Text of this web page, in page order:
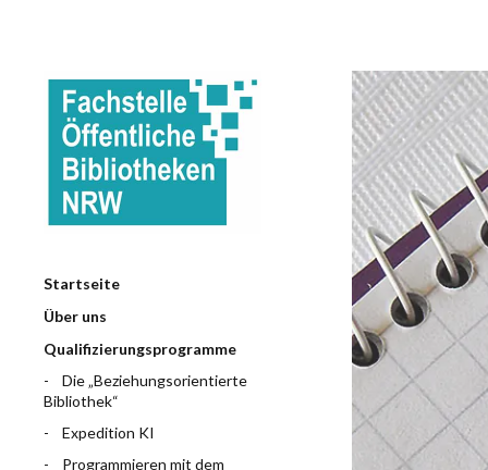
Startseite
Über uns
Qualifizierungsprogramme
Die „Beziehungsorientierte
Bibliothek“
Expedition KI
Programmieren mit dem